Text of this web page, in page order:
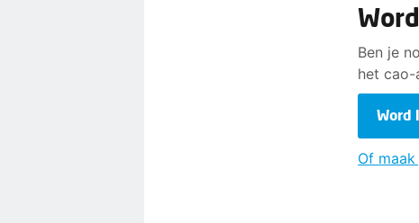
Ben je
het cao-
Word
Of